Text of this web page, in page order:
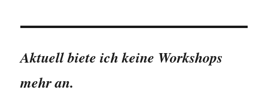
Aktuell biete ich keine Workshops
mehr an.